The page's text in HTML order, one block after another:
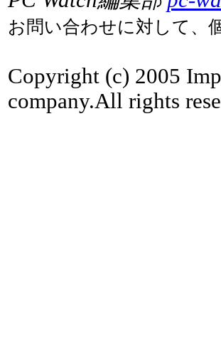
お問い合わせに対して、
Copyright (c) 2005
company.All rights